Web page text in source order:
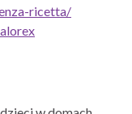
ricetta/